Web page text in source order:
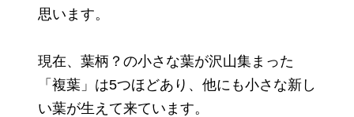
思います。
現在、葉柄？の小さな葉が沢山集まった
「複葉」は5つほどあり、他にも小さな新し
い葉が生えて来ています。